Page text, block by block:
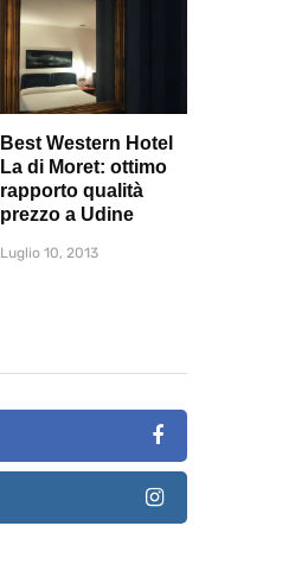
Best Western Hotel
La di Moret: ottimo
rapporto qualità
prezzo a Udine
Luglio 10, 2013